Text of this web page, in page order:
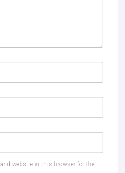
website in this browser for the